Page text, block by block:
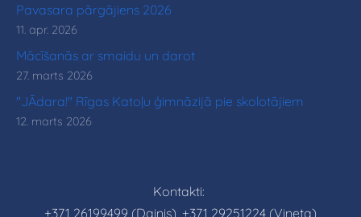
Pavasara pārgājiens 2026
11. apr. 2026
Mācīšanās ar smaidu un darot
27. marts 2026
"JĀdara!" Rīgas Katoļu ģimnāzijā pie skolotājiem
12. marts 2026
Kontakti:
+371 26199499 (Dainis), +371 29251224 (Vineta)